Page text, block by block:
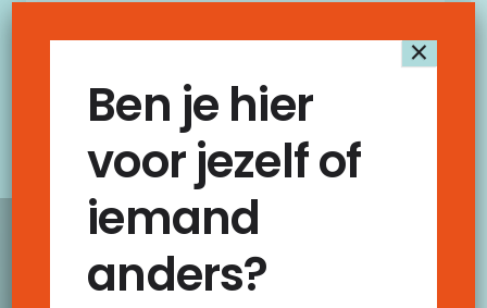
Ben je hier
voor jezelf of
iemand
anders?
×